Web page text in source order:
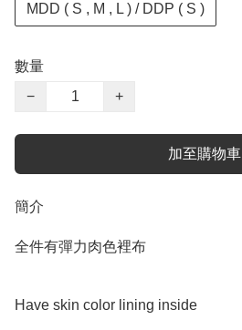
MDD ( S , M , L ) / DDP ( S )
數量
−
+
加至購物車
簡介
全件有彈力肉色裡布
Have skin color lining inside